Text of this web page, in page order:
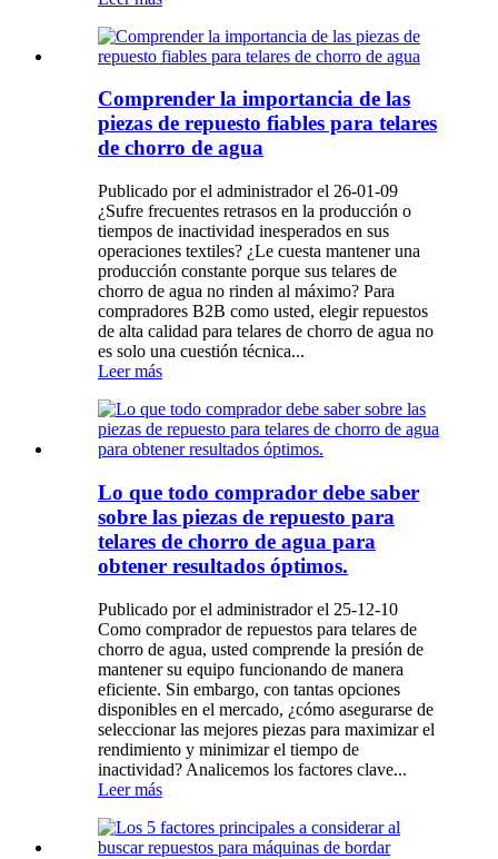
Comprender la importancia de las
piezas de repuesto fiables para telares
de chorro de agua
Publicado por el administrador el 26-01-09
¿Sufre frecuentes retrasos en la producción o
tiempos de inactividad inesperados en sus
operaciones textiles? ¿Le cuesta mantener una
producción constante porque sus telares de
chorro de agua no rinden al máximo? Para
compradores B2B como usted, elegir repuestos
de alta calidad para telares de chorro de agua no
es solo una cuestión técnica...
Leer más
Lo que todo comprador debe saber
sobre las piezas de repuesto para
telares de chorro de agua para
obtener resultados óptimos.
Publicado por el administrador el 25-12-10
Como comprador de repuestos para telares de
chorro de agua, usted comprende la presión de
mantener su equipo funcionando de manera
eficiente. Sin embargo, con tantas opciones
disponibles en el mercado, ¿cómo asegurarse de
seleccionar las mejores piezas para maximizar el
rendimiento y minimizar el tiempo de
inactividad? Analicemos los factores clave...
Leer más